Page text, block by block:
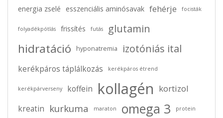
energia zselé esszenciális aminósavak fehérje focisták
folyadékpótlás frissítés futás glutamin
hidratáció hyponatremia izotóniás ital
kerékpáros táplálkozás kerékpáros étrend
kerékpárverseny koffein kollagén kortizol
kreatin kurkuma maraton omega 3 protein